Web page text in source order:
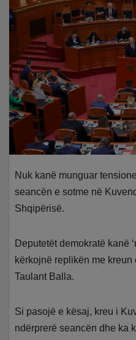
Nuk kanë munguar
seancën e sotme në
Shqipërisë.
Deputetët demokratë kanë
kërkojnë replikën me
Taulant Balla.
Si pasojë e kësaj, kreu i
ndërprerë seancën dhe ka